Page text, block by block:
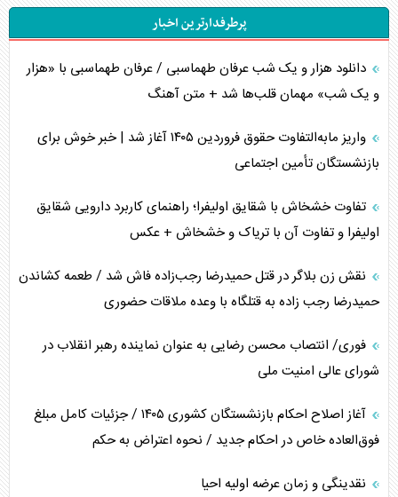
جاده ابریشم فضایی/ نفوذ راهبردی و فرازمینی چین
انصارالله و تثبیت معادله «محاصره برابر محاصره»
مصالحه نافرجام سعودی – اماراتی
محدودیت صادرات نفت عربستان
چگونه مقاومت صحنه جنگ را تغییر می‌دهد؟
جنگ رمضان و معضل حضور نظامیان آمریکایی
تحلیل جامع پدیده تراستی‌ها
تأثیر جنگ ایران و آمریکا بر اقتصاد جهانی
پرطرفدارترین اخبار
دانلود هزار و یک شب عرفان طهماسبی / عرفان طهماسبی با «هزار
و یک شب» مهمان قلب‌ها شد + متن آهنگ
واریز مابه‌التفاوت حقوق فروردین ۱۴۰۵ آغاز شد | خبر خوش برای
بازنشستگان تأمین اجتماعی
تفاوت خشخاش با شقایق اولیفرا؛ راهنمای کاربرد دارویی شقایق
اولیفرا و تفاوت آن با تریاک و خشخاش + عکس
نقش زن بلاگر در قتل حمیدرضا رجب‌زاده فاش شد / طعمه کشاندن
حمیدرضا رجب زاده به قتلگاه با وعده ملاقات حضوری
فوری/ انتصاب محسن رضایی به عنوان نماینده رهبر انقلاب در
شورای عالی امنیت ملی
آغاز اصلاح احکام بازنشستگان کشوری ۱۴۰۵ / جزئیات کامل مبلغ
فوق‌العاده خاص در احکام جدید / نحوه اعتراض به حکم
نقدینگی و زمان عرضه اولیه احیا